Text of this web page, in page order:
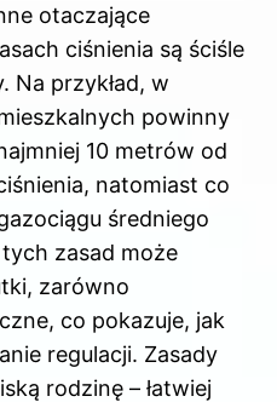
otaczające
ciśnienia są ściśle
Na przykład, w
powinny
10 metrów od
natomiast co
średniego
zasad może
zarówno
co pokazuje, jak
regulacji. Zasady
rodzinę – łatwiej